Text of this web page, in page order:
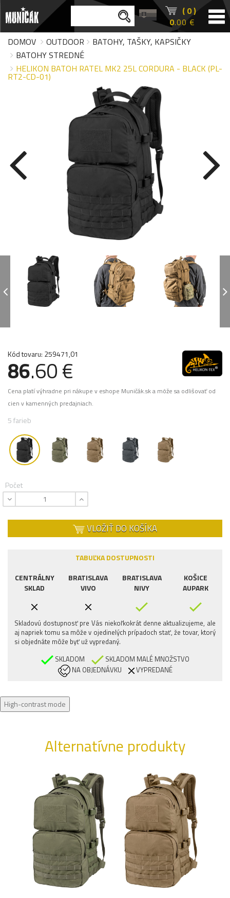
( 0 )
0.00 €
DOMOV
OUTDOOR
BATOHY, TAŠKY, KAPSIČKY
BATOHY STREDNÉ
HELIKON BATOH RATEL MK2 25L CORDURA - BLACK (PL-
RT2-CD-01)
Kód tovaru: 259471,01
86.60 €
Cena platí výhradne pri nákupe v eshope Muničák.sk a môže sa odlišovať od
cien v kamenných predajniach.
5 farieb
Počet
VLOŽIŤ DO KOŠÍKA
TABUĽKA DOSTUPNOSTI
CENTRÁLNY
SKLAD
BRATISLAVA
VIVO
BRATISLAVA
NIVY
KOŠICE
AUPARK
Skladovú dostupnosť pre Vás niekoľkokrát denne aktualizujeme, ale
aj napriek tomu sa môže v ojedinelých prípadoch stať, že tovar, ktorý
si objednáte môže byť už vypredaný.
SKLADOM
SKLADOM MALÉ MNOŽSTVO
NA OBJEDNÁVKU
VYPREDANÉ
High-contrast mode
Alternatívne produkty